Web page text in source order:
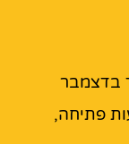
בדצמבר
פתיחה,